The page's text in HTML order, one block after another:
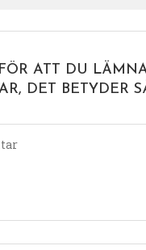
ATT DU
DET BETYDER